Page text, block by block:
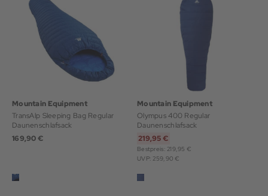
Mountain Equipment
TransAlp Sleeping Bag Regular
Daunenschlafsack
169,90 €
Mountain Equipment
Olympus 400 Regular
Daunenschlafsack
219,95 €
Bestpreis: 219,95 €
UVP: 259,90 €